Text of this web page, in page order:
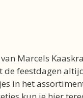
Marcels
de feestdagen
in het